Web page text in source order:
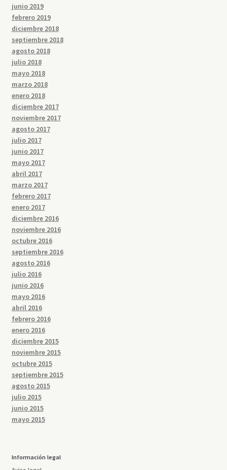
junio 2019
febrero 2019
diciembre 2018
septiembre 2018
agosto 2018
julio 2018
mayo 2018
marzo 2018
enero 2018
diciembre 2017
noviembre 2017
agosto 2017
julio 2017
junio 2017
mayo 2017
abril 2017
marzo 2017
febrero 2017
enero 2017
diciembre 2016
noviembre 2016
octubre 2016
septiembre 2016
agosto 2016
julio 2016
junio 2016
mayo 2016
abril 2016
febrero 2016
enero 2016
diciembre 2015
noviembre 2015
octubre 2015
septiembre 2015
agosto 2015
julio 2015
junio 2015
mayo 2015
Información legal